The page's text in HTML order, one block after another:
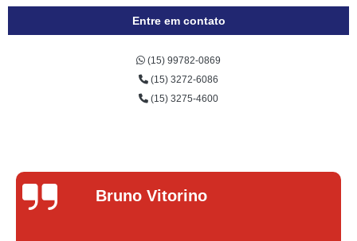
Entre em contato
(15) 99782-0869
(15) 3272-6086
(15) 3275-4600
Bruno Vitorino